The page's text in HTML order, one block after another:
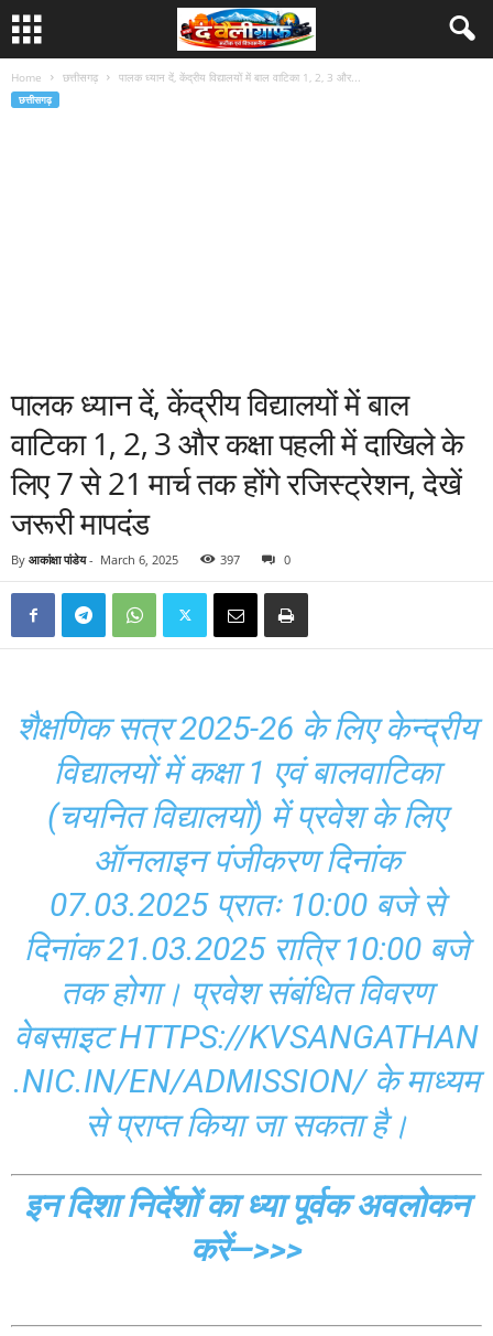
Home छत्तीसगढ़ पालक ध्यान दें, केंद्रीय विद्यालयों में बाल वाटिका 1, 2, 3 और...
छत्तीसगढ़
पालक ध्यान दें, केंद्रीय विद्यालयों में बाल
वाटिका 1, 2, 3 और कक्षा पहली में दाखिले के
लिए 7 से 21 मार्च तक होंगे रजिस्ट्रेशन, देखें
जरूरी मापदंड
By आकांक्षा पांडेय- March 6, 2025 397 0
शैक्षणिक सत्र 2025-26 के लिए केन्द्रीय
विद्यालयों में कक्षा 1 एवं बालवाटिका
(चयनित विद्यालयों) में प्रवेश के लिए
ऑनलाइन पंजीकरण दिनांक
07.03.2025 प्रातः 10:00 बजे से
दिनांक 21.03.2025 रात्रि 10:00 बजे
तक होगा। प्रवेश संबंधित विवरण
वेबसाइटHTTPS://KVSANGATHAN
.NIC.IN/EN/ADMISSION/के माध्यम
से प्राप्त किया जा सकता है।
इन दिशा निर्देशों का ध्या पूर्वक अवलोकन
करें—>>>